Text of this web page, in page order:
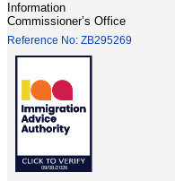
Information
Commissioner’s Office
Reference No: ZB295269